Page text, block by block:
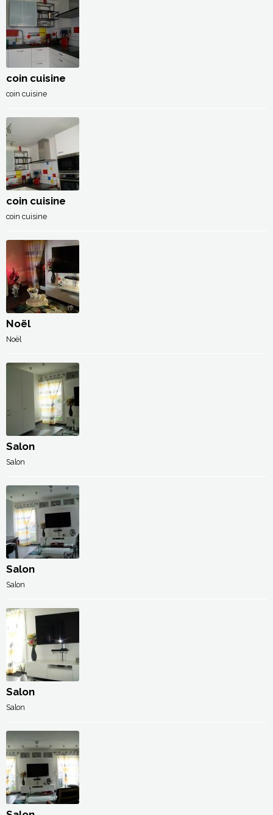
coin cuisine
coin cuisine
coin cuisine
coin cuisine
Noël
Noël
Salon
Salon
Salon
Salon
Salon
Salon